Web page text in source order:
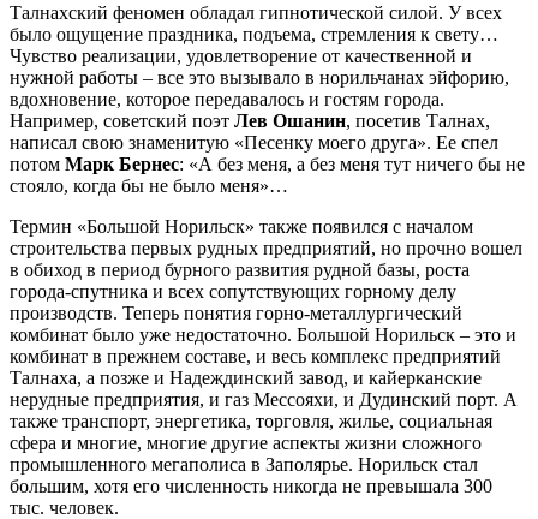
Талнахский феномен обладал гипнотической силой. У всех
было ощущение праздника, подъема, стремления к свету…
Чувство реализации, удовлетворение от качественной и
нужной работы – все это вызывало в норильчанах эйфорию,
вдохновение, которое передавалось и гостям города.
Например, советский поэт Лев Ошанин, посетив Талнах,
написал свою знаменитую «Песенку моего друга». Ее спел
потом Марк Бернес: «А без меня, а без меня тут ничего бы не
стояло, когда бы не было меня»…
Термин «Большой Норильск» также появился с началом
строительства первых рудных предприятий, но прочно вошел
в обиход в период бурного развития рудной базы, роста
города-спутника и всех сопутствующих горному делу
производств. Теперь понятия горно-металлургический
комбинат было уже недостаточно. Большой Норильск – это и
комбинат в прежнем составе, и весь комплекс предприятий
Талнаха, а позже и Надеждинский завод, и кайерканские
нерудные предприятия, и газ Мессояхи, и Дудинский порт. А
также транспорт, энергетика, торговля, жилье, социальная
сфера и многие, многие другие аспекты жизни сложного
промышленного мегаполиса в Заполярье. Норильск стал
большим, хотя его численность никогда не превышала 300
тыс. человек.